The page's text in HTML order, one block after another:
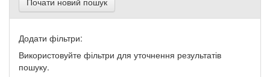
Додати фільтри:
Використовуйте фільтри для уточнення результатів
пошуку.